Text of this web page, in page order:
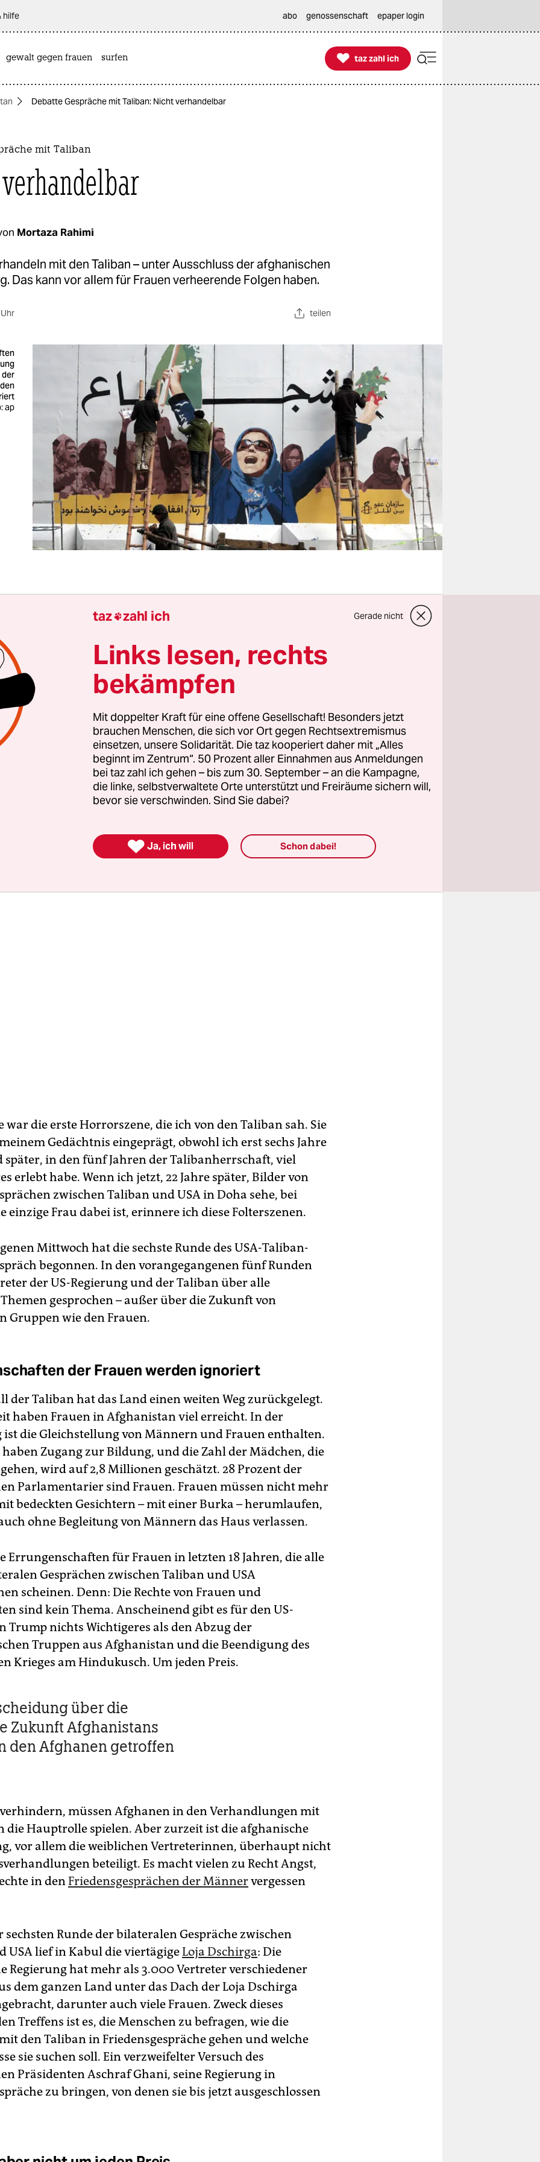
hilfe abo genossenschaft epaper login
gewalt gegen frauen surfen 
taz zahl ich
taz zahl ich
Debatte Gespräche mit Taliban: Nicht verhandelbar
mit Taliban
Mortaza Rahimi
mit den Taliban – unter Ausschluss der afghanischen
Das kann vor allem für Frauen verheerende Folgen haben.
teilen
der
ap
der dritte Tag des persischen
Damals war ich sechs Jahre alt. Gemeinsam mit
Vater und einem älteren Bruder ging ich zum Sakhi-
Festplatz für das neue Jahr in Kabul. Im Vergleich zu
war es dort sehr ruhig. Nichts deutete auf eine Feier
paar Straßenverkäufer standen auf dem Gelände des
Friedhofs. Wir waren zu Fuß durch die Straße
Schrein, als ich das Schreien von Frauen hörte.
Seite der Straße sah ich die Männer mit langen
mit Kalaschnikows. Es waren Talibankämpfer, die
umzingelten und ihn und die vier Frauen, die
dass die Männer aufhören. Die Talibankämpfer
und den Verkäufer, weil sie ohne männliche Begleitung
war die erste Horrorszene, die ich von den Taliban sah. Sie
Gedächtnis eingeprägt, obwohl ich erst sechs Jahre
später, in den fünf Jahren der Talibanherrschaft, viel
erlebt habe. Wenn ich jetzt, 22 Jahre später, ‌Bilder von
zwischen Taliban und USA in Doha sehe, bei
einzige Frau dabei ist, erinnere ich diese Folterszenen.
Mittwoch hat die sechste Runde des USA-Taliban-
begonnen. In den vorangegangenen fünf Runden
der US-Regierung und der Taliban über alle
gesprochen – außer über die Zukunft von
Gruppen wie den Frauen.
der Frauen werden ignoriert
der Taliban hat das Land einen weiten Weg zurückgelegt.
haben Frauen in Afghanistan viel erreicht. In der
ist die Gleichstellung von Männern und Frauen enthalten.
haben Zugang zur Bildung, und die Zahl der Mädchen, die
wird auf 2,8 Millionen geschätzt. 28 Prozent der
Parlamentarier sind Frauen. Frauen müssen nicht mehr
bedeckten Gesichtern – mit einer Burka – herumlaufen,
ohne Begleitung von Männern das Haus verlassen.
Errungenschaften für Frauen in letzten 18 Jahren, die alle
Gesprächen zwischen Taliban und USA
scheinen. Denn: Die Rechte von Frauen und
sind kein Thema. Anscheinend gibt es für den US-
Trump nichts Wichtigeres als den Abzug der
Truppen aus Afghanistan und die Beendigung des
Krieges am Hindukusch. Um jeden Preis.
über die
Zukunft Afghanistans
den Afghanen getroffen
müssen Afghanen in den Verhandlungen mit
die Hauptrolle spielen. Aber zurzeit ist die afghanische
vor allem die weiblichen Vertreterinnen, überhaupt nicht
beteiligt. Es macht vielen zu Recht Angst,
in den Friedensgesprächen der Männervergessen
Runde der bilateralen Gespräche zwischen
USA lief in Kabul die viertägigeLoja Dschirga: Die
Regierung hat mehr als 3.000 Vertreter verschiedener
dem ganzen Land unter das Dach der Loja Dschirga
dar­unter auch viele Frauen. Zweck dieses
Treffens ist es, die Menschen zu befragen, wie die
den Taliban in Friedensgespräche gehen und welche
sie suchen soll. Ein verzweifelter Versuch des
Präsidenten Aschraf Ghani, seine Regierung in
zu bringen, von denen sie bis jetzt ausgeschlossen
taz zahl ich Gerade nicht
Links lesen, rechts
bekämpfen
Mit doppelter Kraft für eine offene Gesellschaft! Besonders jetzt
brauchen Menschen, die sich vor Ort gegen Rechtsextremismus
einsetzen, unsere Solidarität. Die taz kooperiert daher mit „Alles
beginnt im Zentrum“. 50 Prozent aller Einnahmen aus Anmeldungen
bei taz zahl ich gehen – bis zum 30. September – an die Kampagne,
die linke, selbstverwaltete Orte unterstützt und Freiräume sichern will,
bevor sie verschwinden. Sind Sie dabei?
 Ja, ich will Schon dabei!